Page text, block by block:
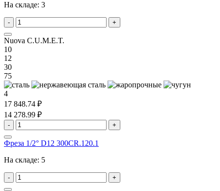
На складе: 3
- +
Nuova C.U.M.E.T.
10
12
30
75
4
17 848.74 ₽
14 278.99 ₽
- +
Фреза 1/2° D12 300CR.120.1
На складе: 5
- +